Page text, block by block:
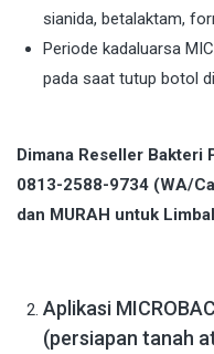
sianida, betalaktam,
Periode kadaluarsa
pada saat tutup botol
Dimana Reseller Bakteri
0813-2588-9734 (WA/
dan MURAH untuk
Aplikasi
(persiapan tanah